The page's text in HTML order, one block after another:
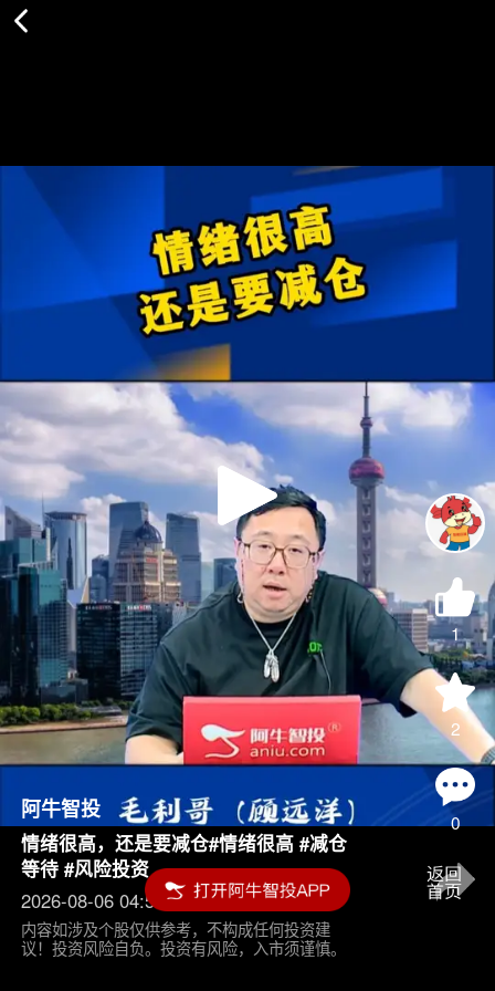
Play
Video
1
2
0
阿牛智投
情绪很高，还是要减仓#情绪很高 #减仓
等待 #风险投资
2026-08-06 04:55
内容如涉及个股仅供参考，不构成任何投资建
议！投资风险自负。投资有风险，入市须谨慎。